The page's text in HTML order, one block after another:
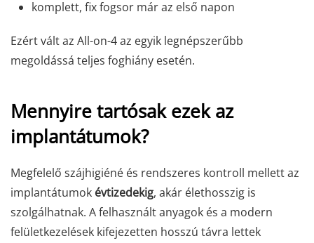
komplett, fix fogsor már az első napon
Ezért vált az All-on-4 az egyik legnépszerűbb
megoldássá teljes foghiány esetén.
Mennyire tartósak ezek az
implantátumok?
Megfelelő szájhigiéné és rendszeres kontroll mellett az
implantátumok évtizedekig, akár élethosszig is
szolgálhatnak. A felhasznált anyagok és a modern
felületkezelések kifejezetten hosszú távra lettek